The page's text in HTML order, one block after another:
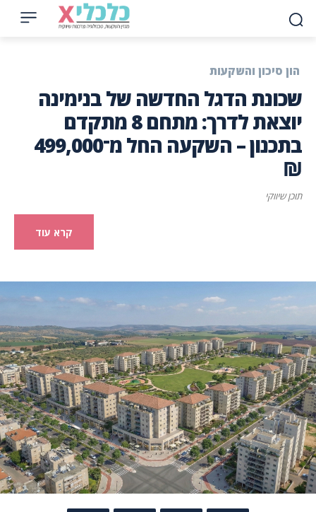
הון סיכון והשקעות
שכונת הדגל החדשה של בנימינה
יוצאת לדרך: מתחם 8 מתקדם
בתכנון – השקעה החל מ־499,000
₪
תוכן שיווקי
קרא עוד